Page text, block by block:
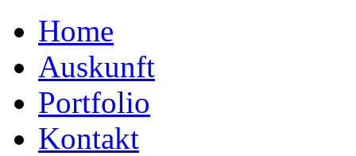
Home
Auskunft
Portfolio
Kontakt